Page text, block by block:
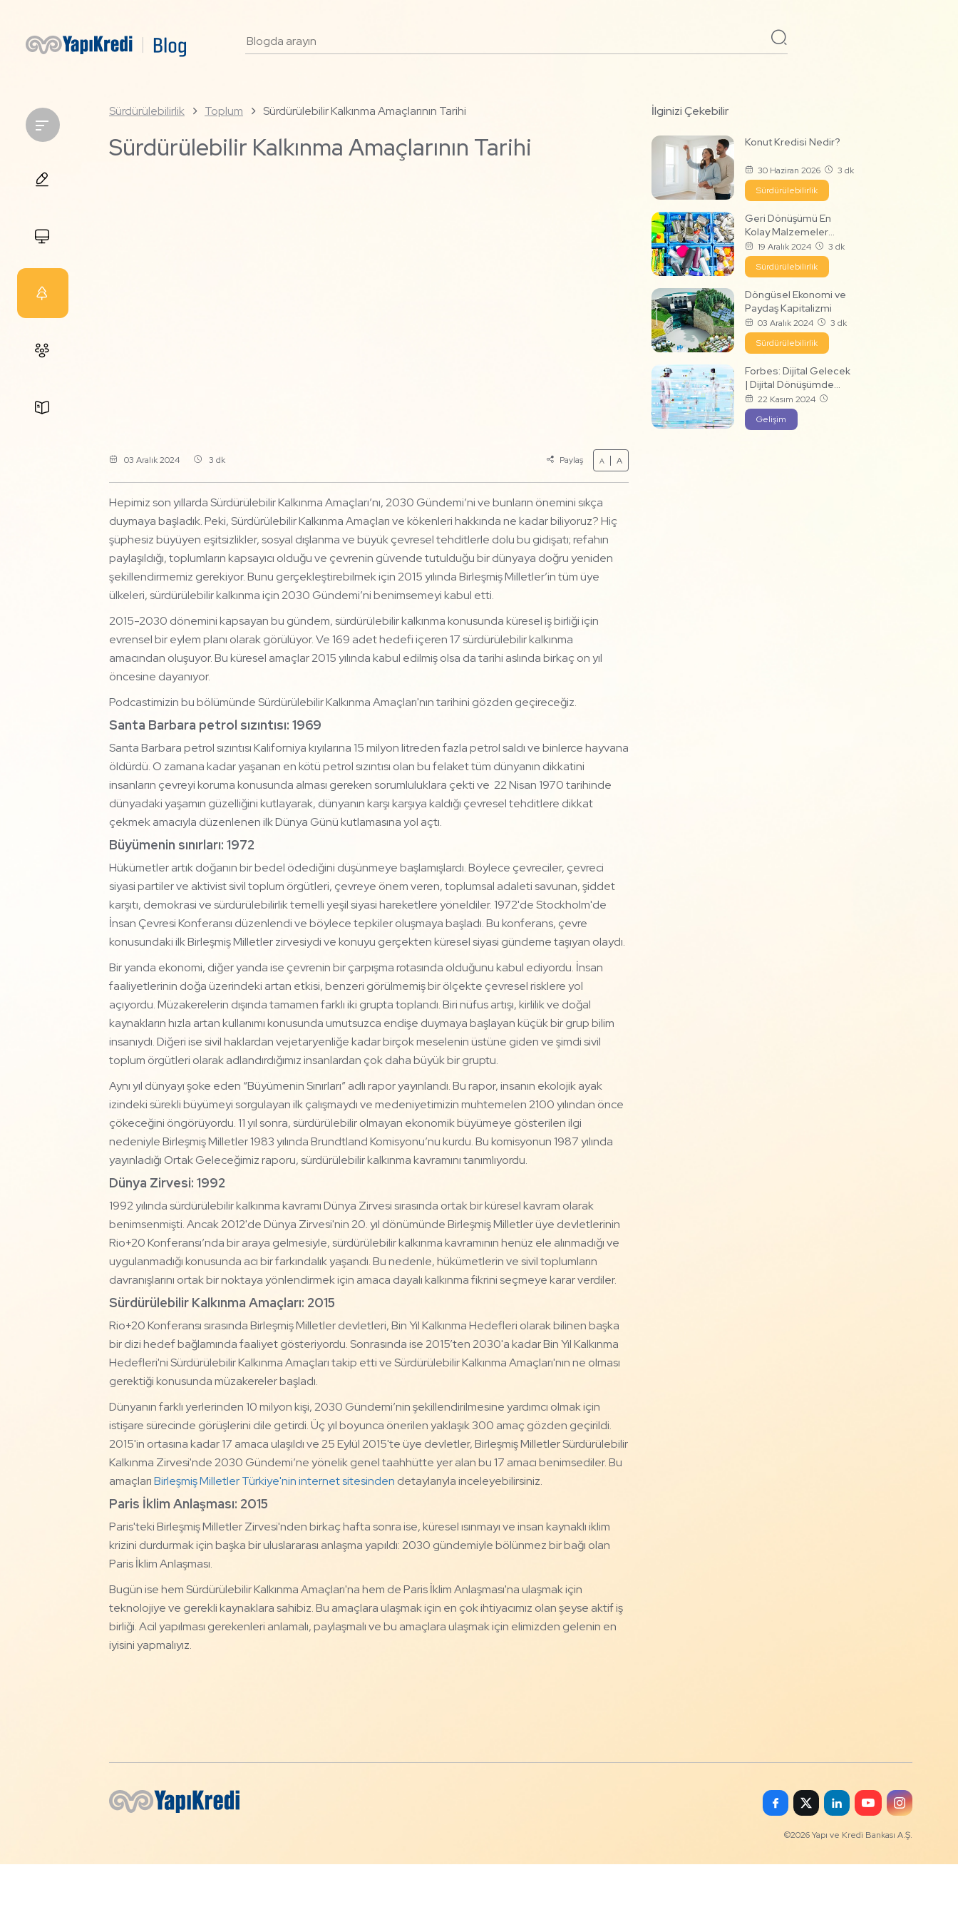
Sürdürülebilirlik Toplum Sürdürülebilir Kalkınma Amaçlarının Tarihi
Sürdürülebilir Kalkınma Amaçlarının Tarihi
03 Aralık 2024 3 dk A
A
Paylaş
Hepimiz son yıllarda Sürdürülebilir Kalkınma Amaçları’nı, 2030 Gündemi’ni ve bunların önemini sıkça
duymaya başladık. Peki, Sürdürülebilir Kalkınma Amaçları ve kökenleri hakkında ne kadar biliyoruz? Hiç
şüphesiz büyüyen eşitsizlikler, sosyal dışlanma ve büyük çevresel tehditlerle dolu bu gidişatı; refahın
paylaşıldığı, toplumların kapsayıcı olduğu ve çevrenin güvende tutulduğu bir dünyaya doğru yeniden
şekillendirmemiz gerekiyor. Bunu gerçekleştirebilmek için 2015 yılında Birleşmiş Milletler’in tüm üye
ülkeleri, sürdürülebilir kalkınma için 2030 Gündemi’ni benimsemeyi kabul etti.
2015-2030 dönemini kapsayan bu gündem, sürdürülebilir kalkınma konusunda küresel iş birliği için
evrensel bir eylem planı olarak görülüyor. Ve 169 adet hedefi içeren 17 sürdürülebilir kalkınma
amacından oluşuyor. Bu küresel amaçlar 2015 yılında kabul edilmiş olsa da tarihi aslında birkaç on yıl
öncesine dayanıyor.
Podcastimizin bu bölümünde Sürdürülebilir Kalkınma Amaçları'nın tarihini gözden geçireceğiz.
Santa Barbara petrol sızıntısı: 1969
Santa Barbara petrol sızıntısı Kaliforniya kıyılarına 15 milyon litreden fazla petrol saldı ve binlerce hayvana
öldürdü. O zamana kadar yaşanan en kötü petrol sızıntısı olan bu felaket tüm dünyanın dikkatini
insanların çevreyi koruma konusunda alması gereken sorumluluklara çekti ve 22 Nisan 1970 tarihinde
dünyadaki yaşamın güzelliğini kutlayarak, dünyanın karşı karşıya kaldığı çevresel tehditlere dikkat
çekmek amacıyla düzenlenen ilk Dünya Günü kutlamasına yol açtı.
Büyümenin sınırları: 1972
Hükümetler artık doğanın bir bedel ödediğini düşünmeye başlamışlardı. Böylece çevreciler, çevreci
siyasi partiler ve aktivist sivil toplum örgütleri, çevreye önem veren, toplumsal adaleti savunan, şiddet
karşıtı, demokrasi ve sürdürülebilirlik temelli yeşil siyasi hareketlere yöneldiler. 1972'de Stockholm'de
İnsan Çevresi Konferansı düzenlendi ve böylece tepkiler oluşmaya başladı. Bu konferans, çevre
konusundaki ilk Birleşmiş Milletler zirvesiydi ve konuyu gerçekten küresel siyasi gündeme taşıyan olaydı.
Bir yanda ekonomi, diğer yanda ise çevrenin bir çarpışma rotasında olduğunu kabul ediyordu. İnsan
faaliyetlerinin doğa üzerindeki artan etkisi, benzeri görülmemiş bir ölçekte çevresel risklere yol
açıyordu. Müzakerelerin dışında tamamen farklı iki grupta toplandı. Biri nüfus artışı, kirlilik ve doğal
kaynakların hızla artan kullanımı konusunda umutsuzca endişe duymaya başlayan küçük bir grup bilim
insanıydı. Diğeri ise sivil haklardan vejetaryenliğe kadar birçok meselenin üstüne giden ve şimdi sivil
toplum örgütleri olarak adlandırdığımız insanlardan çok daha büyük bir gruptu.
Aynı yıl dünyayı şoke eden “Büyümenin Sınırları” adlı rapor yayınlandı. Bu rapor, insanın ekolojik ayak
izindeki sürekli büyümeyi sorgulayan ilk çalışmaydı ve medeniyetimizin muhtemelen 2100 yılından önce
çökeceğini öngörüyordu. 11 yıl sonra, sürdürülebilir olmayan ekonomik büyümeye gösterilen ilgi
nedeniyle Birleşmiş Milletler 1983 yılında Brundtland Komisyonu’nu kurdu. Bu komisyonun 1987 yılında
yayınladığı Ortak Geleceğimiz raporu, sürdürülebilir kalkınma kavramını tanımlıyordu.
Dünya Zirvesi: 1992
1992 yılında sürdürülebilir kalkınma kavramı Dünya Zirvesi sırasında ortak bir küresel kavram olarak
benimsenmişti. Ancak 2012'de Dünya Zirvesi'nin 20. yıl dönümünde Birleşmiş Milletler üye devletlerinin
Rio+20 Konferansı’nda bir araya gelmesiyle, sürdürülebilir kalkınma kavramının henüz ele alınmadığı ve
uygulanmadığı konusunda acı bir farkındalık yaşandı. Bu nedenle, hükümetlerin ve sivil toplumların
davranışlarını ortak bir noktaya yönlendirmek için amaca dayalı kalkınma fikrini seçmeye karar verdiler.
Sürdürülebilir Kalkınma Amaçları: 2015
Rio+20 Konferansı sırasında Birleşmiş Milletler devletleri, Bin Yıl Kalkınma Hedefleri olarak bilinen başka
bir dizi hedef bağlamında faaliyet gösteriyordu. Sonrasında ise 2015’ten 2030'a kadar Bin Yıl Kalkınma
Hedefleri'ni Sürdürülebilir Kalkınma Amaçları takip etti ve Sürdürülebilir Kalkınma Amaçları'nın ne olması
gerektiği konusunda müzakereler başladı.
Dünyanın farklı yerlerinden 10 milyon kişi, 2030 Gündemi’nin şekillendirilmesine yardımcı olmak için
istişare sürecinde görüşlerini dile getirdi. Üç yıl boyunca önerilen yaklaşık 300 amaç gözden geçirildi.
2015'in ortasına kadar 17 amaca ulaşıldı ve 25 Eylül 2015'te üye devletler, Birleşmiş Milletler Sürdürülebilir
Kalkınma Zirvesi'nde 2030 Gündemi’ne yönelik genel taahhütte yer alan bu 17 amacı benimsediler. Bu
amaçlarıBirleşmiş Milletler Türkiye'nin internet sitesinden detaylarıyla inceleyebilirsiniz.
Paris İklim Anlaşması: 2015
Paris'teki Birleşmiş Milletler Zirvesi'nden birkaç hafta sonra ise, küresel ısınmayı ve insan kaynaklı iklim
krizini durdurmak için başka bir uluslararası anlaşma yapıldı: 2030 gündemiyle bölünmez bir bağı olan
Paris İklim Anlaşması.
Bugün ise hem Sürdürülebilir Kalkınma Amaçları'na hem de Paris İklim Anlaşması'na ulaşmak için
teknolojiye ve gerekli kaynaklara sahibiz. Bu amaçlara ulaşmak için en çok ihtiyacımız olan şeyse aktif iş
birliği. Acil yapılması gerekenleri anlamalı, paylaşmalı ve bu amaçlara ulaşmak için elimizden gelenin en
iyisini yapmalıyız.
İlginizi Çekebilir
Konut Kredisi Nedir?
30 Haziran 2026
3 dk
Sürdürülebilirlik
Geri Dönüşümü En
Kolay Malzemeler
Nelerdir?
19 Aralık 2024
3 dk
Sürdürülebilirlik
Döngüsel Ekonomi ve
Paydaş Kapitalizmi
03 Aralık 2024
3 dk
Sürdürülebilirlik
Forbes: Dijital Gelecek
| Dijital Dönüşümde
Kritik Faktörler
22 Kasım 2024
Gelişim
©2026Yapı ve Kredi Bankası A.Ş.